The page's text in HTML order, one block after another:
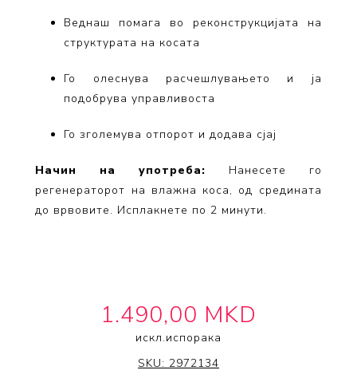
Веднаш помага во реконструкцијата на
структурата на косата
Го олеснува расчешлувањето и ја
подобрува управливоста
Го зголемува отпорот и додава сјај
Начин на употреба: Нанесете го
регенераторот на влажна коса, од средината
до врвовите. Исплакнете по 2 минути.
1.490,00 MKD
искл.испорака
FIBRE CLINIX
SKU: 2972134